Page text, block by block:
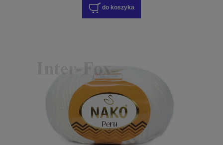
do koszyka